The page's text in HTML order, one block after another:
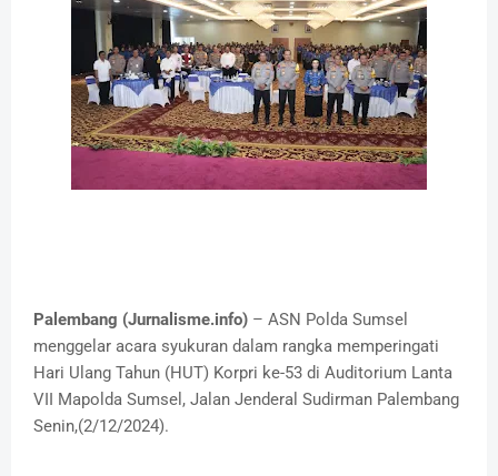
Palembang (Jurnalisme.info) – ASN Polda Sumsel
menggelar acara syukuran dalam rangka memperingati
Hari Ulang Tahun (HUT) Korpri ke-53 di Auditorium Lanta
VII Mapolda Sumsel, Jalan Jenderal Sudirman Palembang
Senin,(2/12/2024).